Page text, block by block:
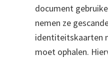
document
nemen ze
identiteitskaarten
moet ophalen.